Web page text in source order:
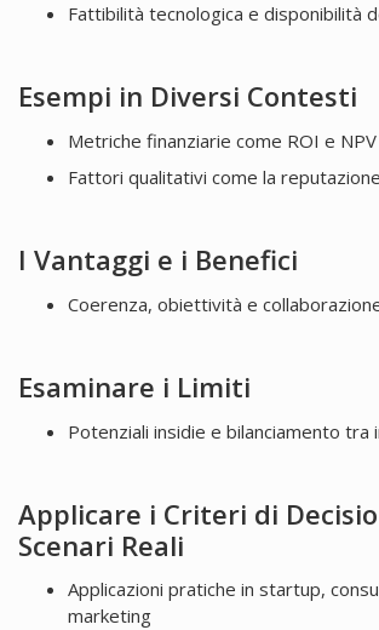
Fattibilità tecnologica e disponibilità
Esempi in Diversi Contesti
Metriche finanziarie come ROI e NPV
Fattori qualitativi come la
I Vantaggi e i Benefici
Coerenza, obiettività e
Esaminare i Limiti
Potenziali insidie e bilanciamento tra
Applicare i Criteri di
Scenari Reali
Applicazioni pratiche in startup,
marketing